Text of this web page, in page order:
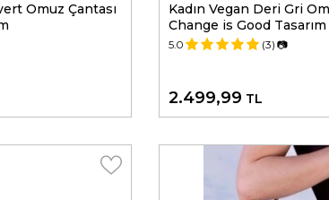
Omuz Çantası
Kadın Vegan Deri Gri
Change is Good Tasarım
5.0 (3) 📷
2.499,99 TL